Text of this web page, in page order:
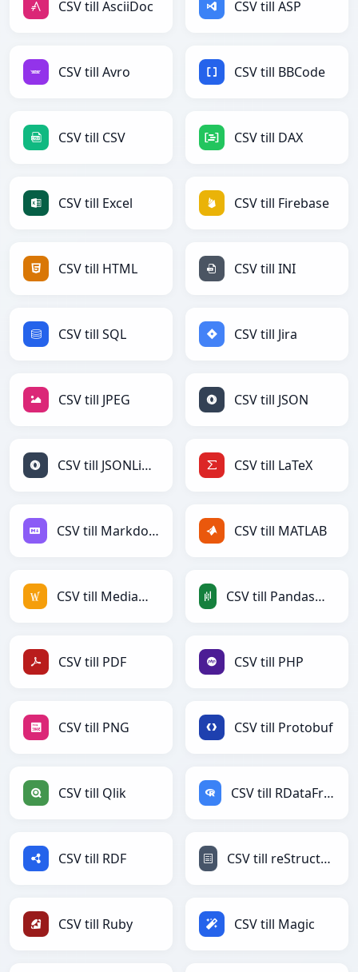
CSV till AsciiDoc CSV till ASP
CSV till Avro CSV till BBCode
CSV till CSV CSV till DAX
CSV till Excel CSV till Firebase
CSV till HTML CSV till INI
CSV till SQL CSV till Jira
CSV till JPEG CSV till JSON
CSV till JSONLines CSV till LaTeX
CSV till Markdown CSV till MATLAB
CSV till MediaWiki CSV till PandasDataFrame
CSV till PDF CSV till PHP
CSV till PNG CSV till Protobuf
CSV till Qlik CSV till RDataFrame
CSV till RDF CSV till reStructuredText
CSV till Ruby CSV till Magic